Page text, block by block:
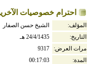
احترام خصوصيات
المؤلف:
الشيخ حسن الصفار
التاريخ:
24/4/1435 هـ
مرات العرض:
9317
المدة:
00:17:03